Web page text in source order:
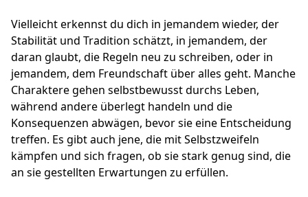
Vielleicht erkennst du dich in jemandem wieder, der
Stabilität und Tradition schätzt, in jemandem, der
daran glaubt, die Regeln neu zu schreiben, oder in
jemandem, dem Freundschaft über alles geht. Manche
Charaktere gehen selbstbewusst durchs Leben,
während andere überlegt handeln und die
Konsequenzen abwägen, bevor sie eine Entscheidung
treffen. Es gibt auch jene, die mit Selbstzweifeln
kämpfen und sich fragen, ob sie stark genug sind, die
an sie gestellten Erwartungen zu erfüllen.